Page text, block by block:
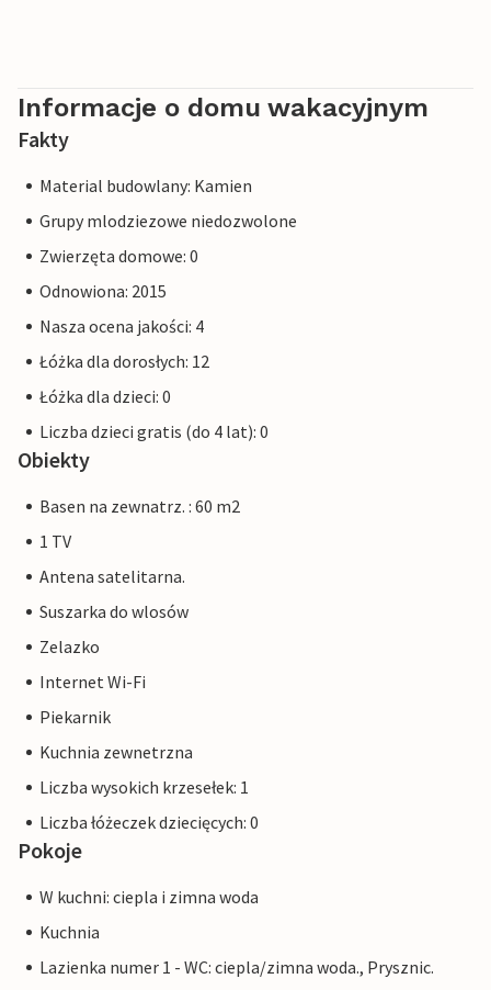
Informacje o domu wakacyjnym
Fakty
Material budowlany: Kamien
Grupy mlodziezowe niedozwolone
Zwierzęta domowe: 0
Odnowiona: 2015
Nasza ocena jakości: 4
Łóżka dla dorosłych: 12
Łóżka dla dzieci: 0
Liczba dzieci gratis (do 4 lat): 0
Obiekty
Basen na zewnatrz. : 60 m2
1 TV
Antena satelitarna.
Suszarka do wlosów
Zelazko
Internet Wi-Fi
Piekarnik
Kuchnia zewnetrzna
Liczba wysokich krzesełek: 1
Liczba łóżeczek dziecięcych: 0
Pokoje
W kuchni: ciepla i zimna woda
Kuchnia
Lazienka numer 1 - WC: ciepla/zimna woda., Prysznic.